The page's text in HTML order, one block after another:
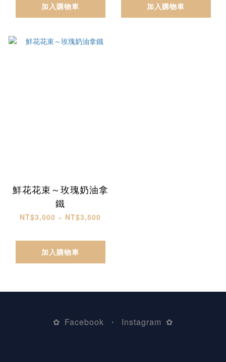
加入購物車 加入購物車
鮮花花束～玫瑰奶油拿
鐵
NT$3,000 ~ NT$3,500
加入購物車
✿ Facebook ・ Instagram ✿